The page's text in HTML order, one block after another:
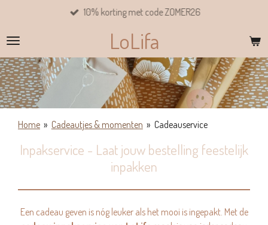
naar
de
hoofdinhoud
LoLifa
10% korting met code ZOMER26
Home » Cadeautjes & momenten » Cadeauservice
Inpakservice - Laat jouw bestelling feestelijk
inpakken
Een cadeau geven is nóg leuker als het mooi is ingepakt. Met de